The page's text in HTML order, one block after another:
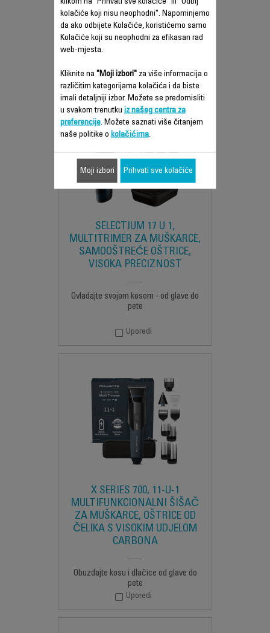
BEZ ČIŠĆENJA
Uporedi
SELECTIUM 17 U 1,
MULTITRIMER ZA MUŠKARCE,
SAMOOŠTREĆE OŠTRICE,
VISOKA PRECIZNOST
Ovladajte svojom kosom - od glave do
pete
Uporedi
X SERIES 700, 11-U-1
MULTIFUNKCIONALNI ŠIŠAČ
ZA MUŠKARCE, OŠTRICE OD
ČELIKA S VISOKIM UDJELOM
CARBONA
Obuzdajte kosu i dlačice od glave do
pete
Uporedi
kolačiće koji nisu neophodni". Napominjemo
da ako odbijete Kolačiće, koristićemo samo
Kolačiće koji su neophodni za efikasan rad
web-mjesta.
Kliknite na "Moji izbori"za više informacija o
različitim kategorijama kolačića i da biste
imali detaljniji izbor. Možete se predomisliti
u svakom trenutku iz našeg centra za
preferencije. Možete saznati više čitanjem
naše politike o kolačićima.
Moji izbori Prihvati sve kolačiće